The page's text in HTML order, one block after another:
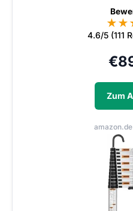
★★
4.6/5 (111
€
Zum